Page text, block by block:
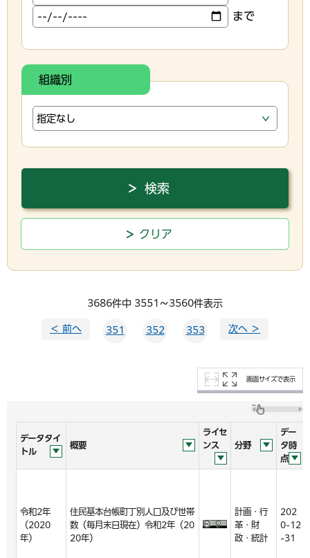
まで
組織別
3686件中 3551～3560件表示
＜ 前へ 351 352 353 次へ ＞
画面サイズで表示
データタイ
トル
概要
ライセ
ンス
分野
デー
タ時
点
令和2年
（2020
年）
住民基本台帳町丁別人口及び世帯
数（毎月末日現在）令和2年（20
20年）
計画・行
革・財
政・統計
202
0-12
-31